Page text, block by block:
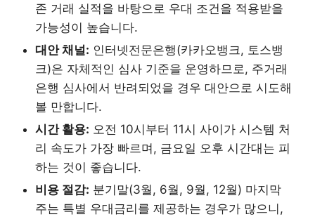
존 거래 실적을 바탕으로 우대 조건을 적용받을
가능성이 높습니다.
대안 채널: 인터넷전문은행(카카오뱅크, 토스뱅
크)은 자체적인 심사 기준을 운영하므로, 주거래
은행 심사에서 반려되었을 경우 대안으로 시도해
볼 만합니다.
시간 활용: 오전 10시부터 11시 사이가 시스템 처
리 속도가 가장 빠르며, 금요일 오후 시간대는 피
하는 것이 좋습니다.
비용 절감: 분기말(3월, 6월, 9월, 12월) 마지막
주는 특별 우대금리를 제공하는 경우가 많으니,